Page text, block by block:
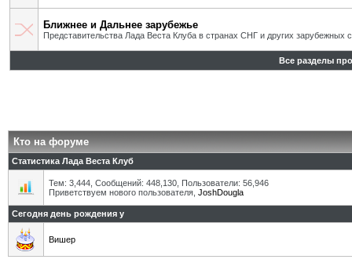
Ближнее и Дальнее зарубежье
Представительства Лада Веста Клуба в странах СНГ и других зарубежных
Все разделы
Кто на форуме
Статистика Лада Веста Клуб
Тем: 3,444, Сообщений: 448,130, Пользователи: 56,946
Приветствуем нового пользователя, JoshDougla
Сегодня день рождения у
Вишер